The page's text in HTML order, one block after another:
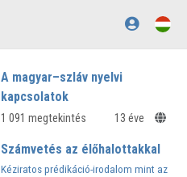
A magyar–szláv nyelvi
kapcsolatok
1 091 megtekintés 13 éve
Számvetés az élőhalottakkal
Kéziratos prédikáció-irodalom mint az